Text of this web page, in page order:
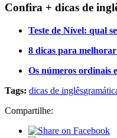
Confira + dicas de
Teste de Nível: qual
8 dicas para melhorar
Os números ordinais
Tags: dicas de inglês
Compartilhe: